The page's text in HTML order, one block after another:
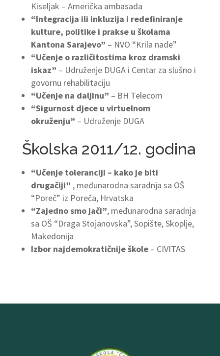
Kiseljak – Američka ambasada
“Integracija ili inkluzija i redefiniranje
kulture, politike i prakse u školama
Kantona Sarajevo” – NVO “Krila nade”
“Učenje o različitostima kroz dramski
iskaz” – Udruženje DUGA i Centar za slušno i
govornu rehabilitaciju
“Učenje na daljinu” – BH Telecom
“Sigurnost djece u virtuelnom
okruženju” – Udruženje DUGA
Školska 2011/12. godina
“Učenje toleranciji – kako je biti
drugačiji” , međunarodna saradnja sa OŠ
“Poreč” iz Poreča, Hrvatska
“Zajedno smo jači”, međunarodna saradnja
sa OŠ “Draga Stojanovska”, Sopište, Skoplje,
Makedonija
Izbor najdemokratičnije škole– CIVITAS